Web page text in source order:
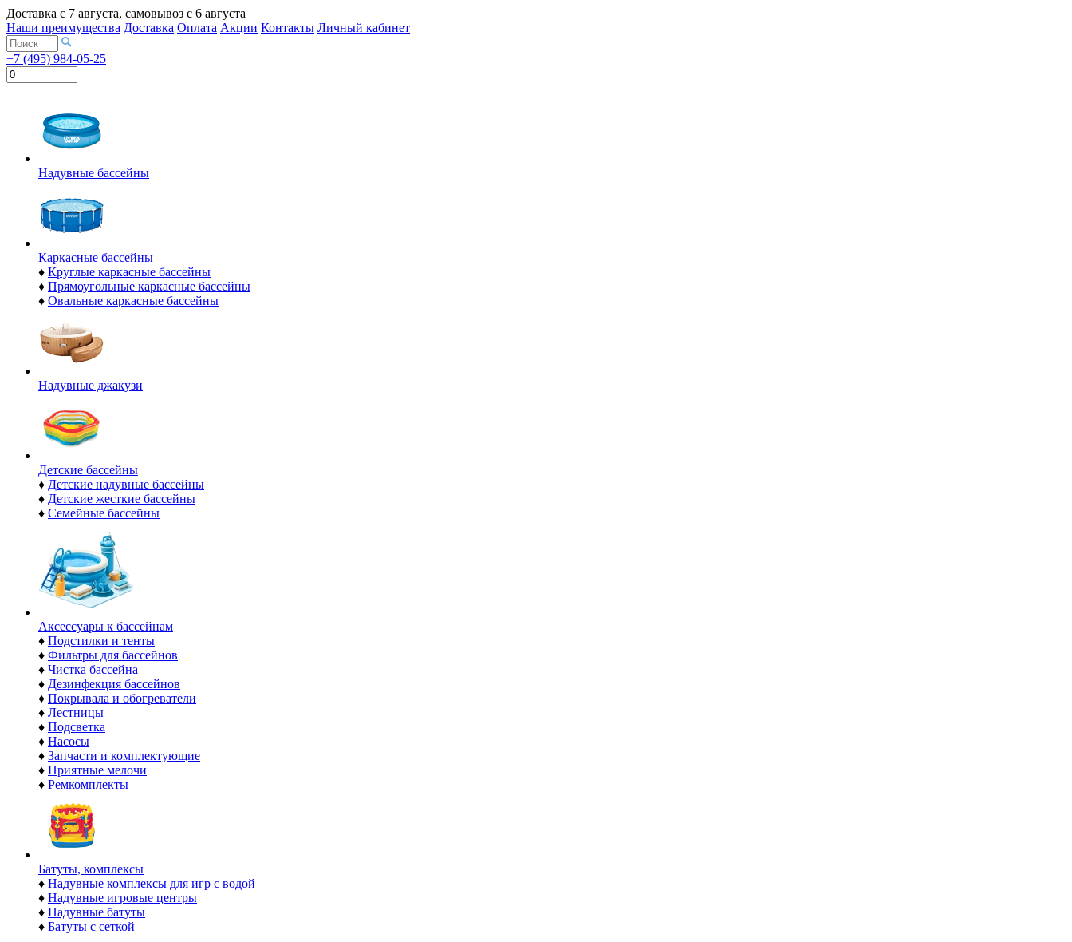
Доставка с 7 августа, самовывоз с 6 августа
Наши преимущества Доставка Оплата Акции Контакты Личный кабинет
+7 (495) 984-05-25
Надувные бассейны
Каркасные бассейны
♦ Круглые каркасные бассейны
♦ Прямоугольные каркасные бассейны
♦ Овальные каркасные бассейны
Надувные джакузи
Детские бассейны
♦ Детские надувные бассейны
♦ Детские жесткие бассейны
♦ Семейные бассейны
Аксессуары к бассейнам
♦ Подстилки и тенты
♦ Фильтры для бассейнов
♦ Чистка бассейна
♦ Дезинфекция бассейнов
♦ Покрывала и обогреватели
♦ Лестницы
♦ Подсветка
♦ Насосы
♦ Запчасти и комплектующие
♦ Приятные мелочи
♦ Ремкомплекты
Батуты, комплексы
♦ Надувные комплексы для игр с водой
♦ Надувные игровые центры
♦ Надувные батуты
♦ Батуты с сеткой